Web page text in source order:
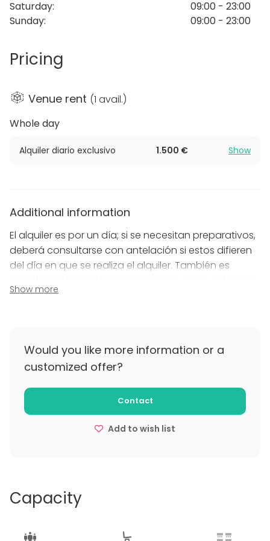
wedding planners. Ya sea relajándose en la piscina
infinita climatizada o explorando las bodegas de la
su única preocupación sea disfrutar del momento.
Saturday:
09:00 - 23:00
Sunday: 09:00 - 23:00
Pricing
Venue rent (1 avail.)
Whole day
Alquiler diario exclusivo 1.500 € Show
Additional information
El alquiler es por un día; si se necesitan preparativos,
deberá consultarse con antelación si estos difieren
del día en que se realiza el alquiler. También es
al igual que los servicios que podemos ofrecer al
Additional information about cancellation
policy
Se puede cancelar con reembolso completo hasta
un máximo de 14 días antes. No es posible hacerlo en
los 14 días previos.
Show more
Would you like more information or a
customized offer?
Contact
Add to wish list
Capacity